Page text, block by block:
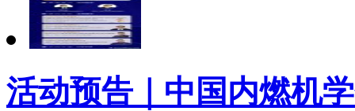
活动预告｜中国内燃机